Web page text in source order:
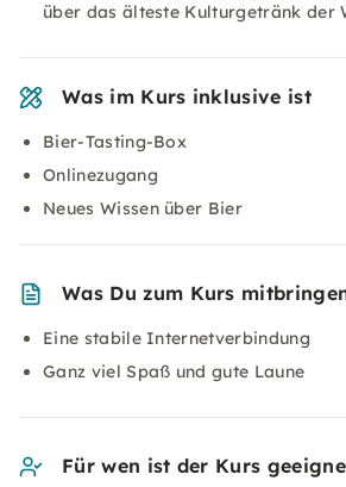
über das älteste Kulturgetränk der
Was im Kurs inklusive ist
Bier-Tasting-Box
Onlinezugang
Neues Wissen über Bier
Was Du zum Kurs
Eine stabile Internetverbindung
Ganz viel Spaß und gute Laune
Für wen ist der Kurs